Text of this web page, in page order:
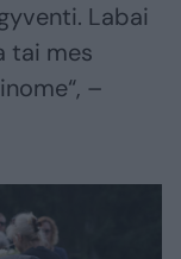
Labai
tai mes
–